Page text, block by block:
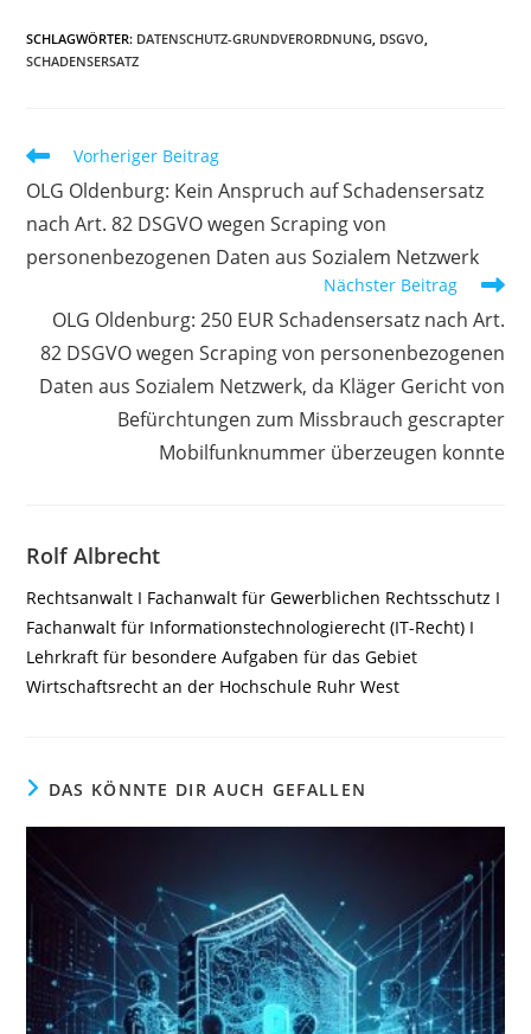
SCHLAGWÖRTER: DATENSCHUTZ-GRUNDVERORDNUNG DSGVO
SCHADENSERSATZ
Weitere
ansehen
Vorheriger Beitrag
OLG Oldenburg: Kein Anspruch auf Schadensersatz
nach Art. 82 DSGVO wegen Scraping von
personenbezogenen Daten aus Sozialem Netzwerk
Nächster Beitrag
OLG Oldenburg: 250 EUR Schadensersatz nach Art.
82 DSGVO wegen Scraping von personenbezogenen
Daten aus Sozialem Netzwerk, da Kläger Gericht von
Befürchtungen zum Missbrauch gescrapter
Mobilfunknummer überzeugen konnte
Rolf Albrecht
Rechtsanwalt I Fachanwalt für Gewerblichen Rechtsschutz I
Fachanwalt für Informationstechnologierecht (IT-Recht) I
Lehrkraft für besondere Aufgaben für das Gebiet
Wirtschaftsrecht an der Hochschule Ruhr West
DAS KÖNNTE DIR AUCH GEFALLEN